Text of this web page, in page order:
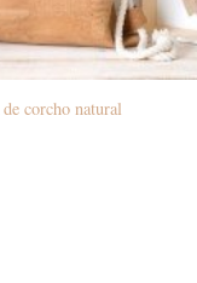
corcho natural